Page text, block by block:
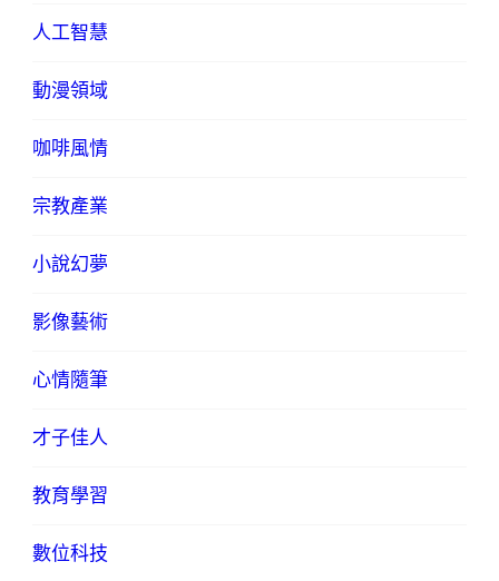
人工智慧
動漫領域
咖啡風情
宗教產業
小說幻夢
影像藝術
心情隨筆
才子佳人
教育學習
數位科技